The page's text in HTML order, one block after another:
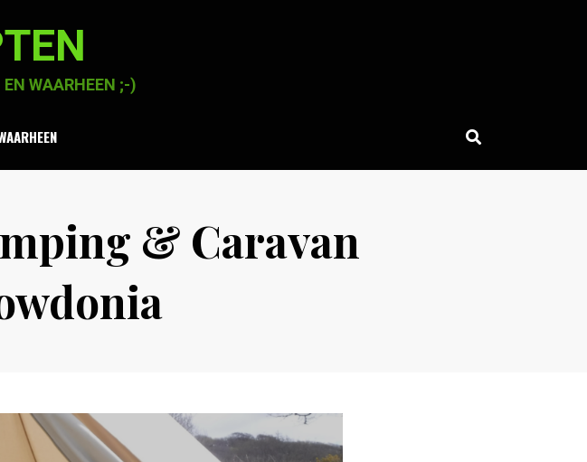
WAARHEEN ;-)
& Caravan